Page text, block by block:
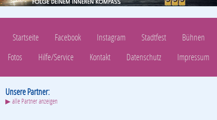
Startseite Facebook Instagram Stadtfest
Bühnen
Fotos
Hilfe/Service Kontakt Datenschutz Impressum
Unsere Partner:
▶ alle Partner anzeigen